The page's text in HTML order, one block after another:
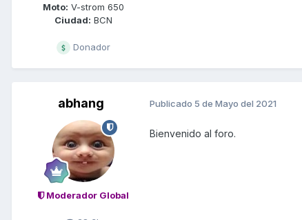
Moto: V-strom 650
Ciudad: BCN
Donador
abhang
Moderador Global
Publicado 5 de Mayo del 2021
Bienvenido al foro.